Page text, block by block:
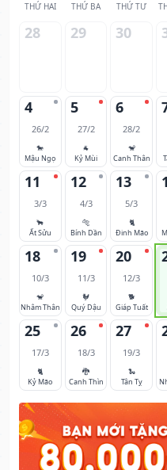
THỨ HAI THỨ BA THỨ TƯ
28 29 30
4
26/2
🐎
Mậu Ngọ
5
27/2
🐐
Kỷ Mùi
6
28/2
🐒
Canh Thân
11
3/3
🐂
Ất Sửu
12
4/3
🐅
Bính Dần
13
5/3
🐈
Đinh Mão
18
10/3
🐒
Nhâm Thân
19
11/3
🐓
Quý Dậu
20
12/3
🐕
Giáp Tuất
25
17/3
🐈
Kỷ Mão
26
18/3
🐉
Canh Thìn
27
19/3
🐍
Tân Tỵ